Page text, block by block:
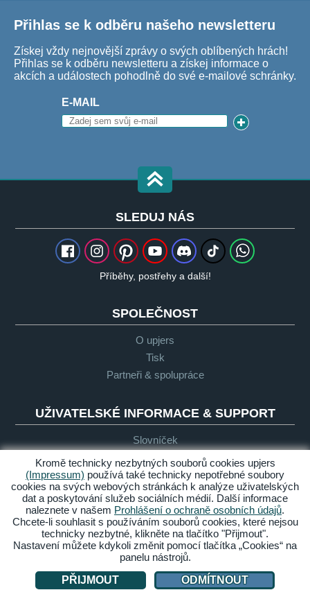
Přihlas se k odběru našeho newsletteru
Získej vždy nejnovější zprávy o svých oblíbených hrách!
Přihlas se k odběru newsletteru a získej informace o
akcích a událostech pohodlně do své e-mailové schránky.
E-MAIL
SLEDUJ NÁS
Příběhy, postřehy a další!
SPOLEČNOST
O upjers
Tisk
Partneři & spolupráce
UŽIVATELSKÉ INFORMACE & SUPPORT
Slovníček
Obecné zásady pro "Let's Play"
Podpora
Impresum
Ochrana
osobních
údajů
Podmínky
Bezbariérový
přístup
Spravovat cookies
Kromě technicky nezbytných souborů cookies upjers
(Impressum) používá také technicky nepotřebné soubory
cookies na svých webových stránkách k analýze uživatelských
dat a poskytování služeb sociálních médií. Další informace
naleznete v našem Prohlášení o ochraně osobních údajů.
Chcete-li souhlasit s používáním souborů cookies, které nejsou
technicky nezbytné, klikněte na tlačítko "Přijmout".
Nastavení můžete kdykoli změnit pomocí tlačítka „Cookies“ na
panelu nástrojů.
PŘIJMOUT
ODMÍTNOUT